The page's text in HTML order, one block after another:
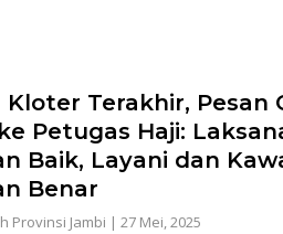
Kloter Terakhir, Pesan
Petugas Haji:
Baik, Layani dan
Benar
Provinsi Jambi |27 Mei, 2025